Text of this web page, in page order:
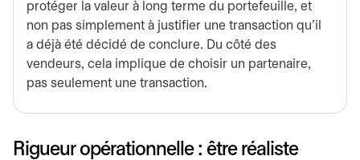
protéger la valeur à long terme du portefeuille, et
non pas simplement à justifier une transaction qu’il
a déjà été décidé de conclure. Du côté des
vendeurs, cela implique de choisir un partenaire,
pas seulement une transaction.
Rigueur opérationnelle : être réaliste